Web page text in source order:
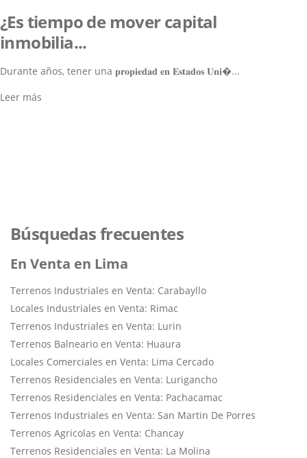
¿Es tiempo de mover capital
inmobilia...
Durante años, tener una 𝐩𝐫𝐨𝐩𝐢𝐞𝐝𝐚𝐝 𝐞𝐧 𝐄𝐬𝐭𝐚𝐝𝐨𝐬 𝐔𝐧𝐢�...
Leer más
Búsquedas frecuentes
En Venta en Lima
Terrenos Industriales en Venta: Carabayllo
Locales Industriales en Venta: Rimac
Terrenos Industriales en Venta: Lurin
Terrenos Balneario en Venta: Huaura
Locales Comerciales en Venta: Lima Cercado
Terrenos Residenciales en Venta: Lurigancho
Terrenos Residenciales en Venta: Pachacamac
Terrenos Industriales en Venta: San Martin De Porres
Terrenos Agricolas en Venta: Chancay
Terrenos Residenciales en Venta: La Molina